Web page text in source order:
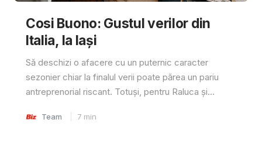
Cosi Buono: Gustul verilor din
Italia, la Iași
Să deschizi o afacere cu un puternic caracter
sezonier chiar la finalul verii poate părea un pariu
antreprenorial riscant. Totuși, pentru Raluca și...
Team 7 min